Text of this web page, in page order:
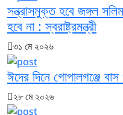
সন্ত্রাসমুক্ত হবে জঙ্গল
হবে না : স্বরাষ্ট্রমন্ত্রী
৩১ মে ২০২৬
ঈদের দিনে গোপালগঞ্জে
২৮ মে ২০২৬